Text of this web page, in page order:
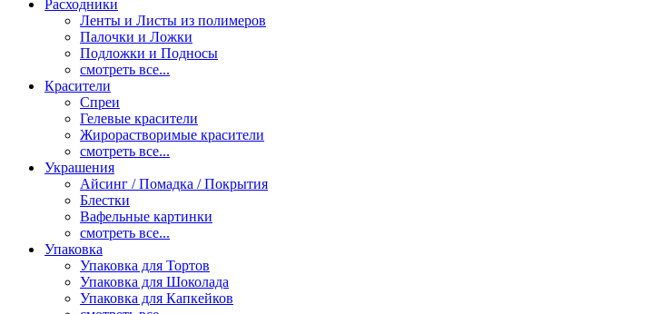
Расходники
Ленты и Листы из полимеров
Палочки и Ложки
Подложки и Подносы
смотреть все...
Красители
Спреи
Гелевые красители
Жирорастворимые красители
смотреть все...
Украшения
Айсинг / Помадка / Покрытия
Блестки
Вафельные картинки
смотреть все...
Упаковка
Упаковка для Тортов
Упаковка для Шоколада
Упаковка для Капкейков